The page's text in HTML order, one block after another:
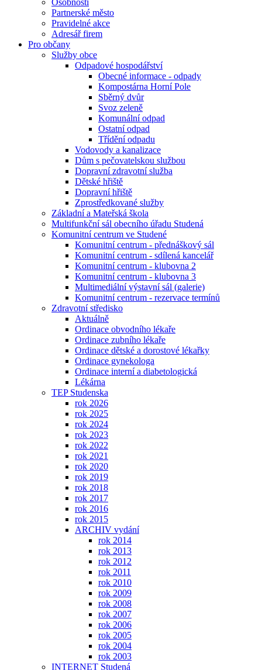
Osobnosti
Partnerské město
Pravidelné akce
Adresář firem
Pro občany
Služby obce
Odpadové hospodářství
Obecné informace - odpady
Kompostárna Horní Pole
Sběrný dvůr
Svoz zeleně
Komunální odpad
Ostatní odpad
Třídění odpadu
Vodovody a kanalizace
Dům s pečovatelskou službou
Dopravní zdravotní služba
Dětské hřiště
Dopravní hřiště
Zprostředkované služby
Základní a Mateřská škola
Multifunkční sál obecního úřadu Studená
Komunitní centrum ve Studené
Komunitní centrum - přednáškový sál
Komunitní centrum - sdílená kancelář
Komunitní centrum - klubovna 2
Komunitní centrum - klubovna 3
Multimediální výstavní sál (galerie)
Komunitní centrum - rezervace termínů
Zdravotní středisko
Aktuálně
Ordinace obvodního lékaře
Ordinace zubního lékaře
Ordinace dětské a dorostové lékařky
Ordinace gynekologa
Ordinace interní a diabetologická
Lékárna
TEP Studenska
rok 2026
rok 2025
rok 2024
rok 2023
rok 2022
rok 2021
rok 2020
rok 2019
rok 2018
rok 2017
rok 2016
rok 2015
ARCHIV vydání
rok 2014
rok 2013
rok 2012
rok 2011
rok 2010
rok 2009
rok 2008
rok 2007
rok 2006
rok 2005
rok 2004
rok 2003
INTERNET Studená